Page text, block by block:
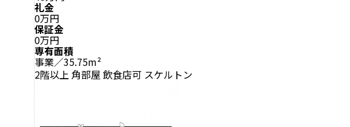
礼金
0万円
保証金
0万円
専有面積
事業／35.75m²
2階以上 角部屋 飲食店可 スケルトン